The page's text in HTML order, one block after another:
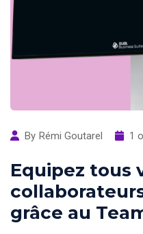
By Rémi Goutarel 1
Equipez tous
grâce au